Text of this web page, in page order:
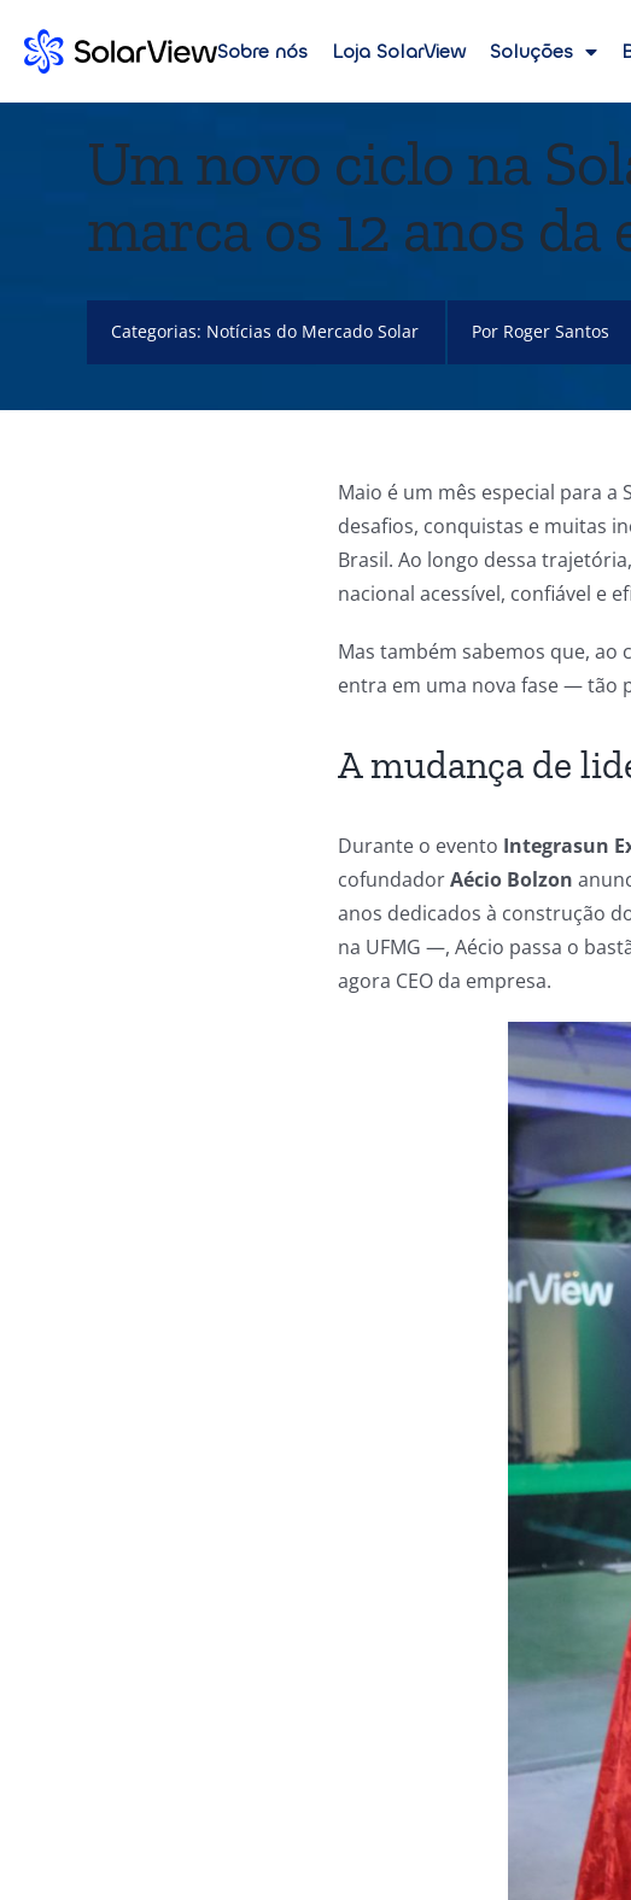
Sobre nós Loja SolarView Soluções
Um novo ciclo na
marca os 12 anos da
Categorias: Notícias do Mercado Solar Por Roger Santos
Maio é um mês especial para a
desafios, conquistas e muitas
Brasil. Ao longo dessa
nacional acessível, confiável e
Mas também sabemos que, ao
entra em uma nova fase — tão
A mudança de
Durante o evento Integrasun
cofundadorAécio Bolzon
anos dedicados à construção
na UFMG —, Aécio passa o
agora CEO da empresa.